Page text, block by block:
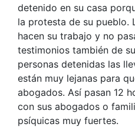
detenido en su casa
la protesta de su pueblo.
hacen su trabajo y no
testimonios también de
personas detenidas las
están muy lejanas para
abogados. Así pasan 12
con sus abogados o
psíquicas muy fuertes.